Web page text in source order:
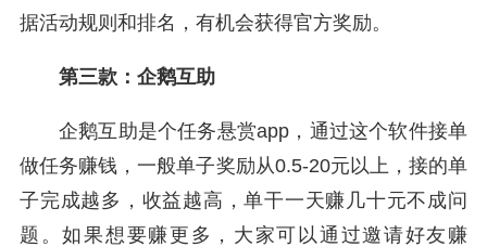
据活动规则和排名，有机会获得官方奖励。
第三款：企鹅互助
企鹅互助是个任务悬赏app，通过这个软件接单
做任务赚钱，一般单子奖励从0.5-20元以上，接的单
子完成越多，收益越高，单干一天赚几十元不成问
题。如果想要赚更多，大家可以通过邀请好友赚